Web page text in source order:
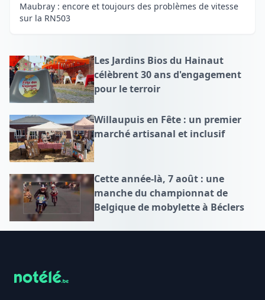
Maubray : encore et toujours des problèmes de vitesse
sur la RN503
Les Jardins Bios du Hainaut
célèbrent 30 ans d'engagement
pour le terroir
Willaupuis en Fête : un premier
marché artisanal et inclusif
Cette année-là, 7 août : une
manche du championnat de
Belgique de mobylette à Béclers